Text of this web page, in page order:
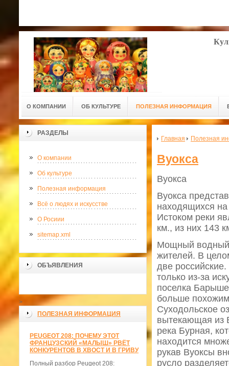
О КОМПАНИИ ОБ КУЛЬТУРЕ ПОЛЕЗНАЯ ИНФОРМАЦИЯ
РАЗДЕЛЫ
О компании
Об культуре
Полезная информация
Всё о людях и искусстве
О Росиии
sitemap.xml
ОБЪЯВЛЕНИЯ
>
ПОЛЕЗНАЯ ИНФОРМАЦИЯ
PEUGEOT 208: ПОЧЕМУ ЭТОТ
ФРАНЦУЗСКИЙ «МАЛЫШ» РВЁТ
КОНКУРЕНТОВ В ХВОСТ И В ГРИВУ
Полный разбор Peugeot 208:
Главная Полезная
Вуокса
Вуокса
Вуокса
находящихся на
Истоком реки
км., из них 143
Мощный водный
жителей. В
две
только из-за
поселка
больше
Суходольское
вытекающая из
река Бурная,
находится
рукав Вуоксы
русло